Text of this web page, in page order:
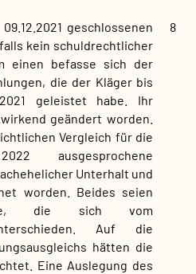
8
geschlossenen
kein schuldrechtlicher
einen befasse sich der
die der Kläger bis
geleistet habe. Ihr
geändert worden.
Vergleich für die
ausgesprochene
Unterhalt und
worden. Beides seien
die sich vom
Auf die
hätten die
Eine Auslegung des